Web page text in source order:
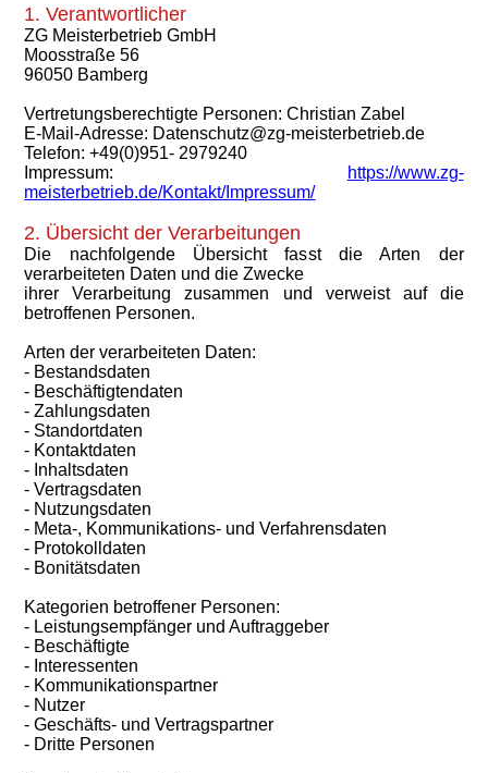
1. Verantwortlicher
ZG Meisterbetrieb GmbH
Moosstraße 56
96050 Bamberg
Vertretungsberechtigte Personen: Christian Zabel
E-Mail-Adresse: Datenschutz@zg-meisterbetrieb.de
Telefon: +49(0)951- 2979240
Impressum:
https://www.zg-
meisterbetrieb.de/Kontakt/Impressum/
2. Übersicht der Verarbeitungen
Die nachfolgende Übersicht fasst die Arten der
verarbeiteten Daten und die Zwecke
ihrer Verarbeitung zusammen und verweist auf die
betroffenen Personen.
Arten der verarbeiteten Daten:
- Bestandsdaten
- Beschäftigtendaten
- Zahlungsdaten
- Standortdaten
- Kontaktdaten
- Inhaltsdaten
- Vertragsdaten
- Nutzungsdaten
- Meta-, Kommunikations- und Verfahrensdaten
- Protokolldaten
- Bonitätsdaten
Kategorien betroffener Personen:
- Leistungsempfänger und Auftraggeber
- Beschäftigte
- Interessenten
- Kommunikationspartner
- Nutzer
- Geschäfts- und Vertragspartner
- Dritte Personen